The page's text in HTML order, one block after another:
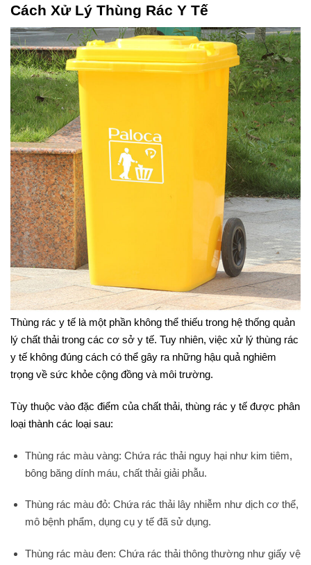
Cách Xử Lý Thùng Rác Y Tế
Thùng rác y tế là một phần không thể thiếu trong hệ thống quản
lý chất thải trong các cơ sở y tế. Tuy nhiên, việc xử lý thùng rác
y tế không đúng cách có thể gây ra những hậu quả nghiêm
trọng về sức khỏe cộng đồng và môi trường.
Tùy thuộc vào đặc điểm của chất thải, thùng rác y tế được phân
loại thành các loại sau:
Thùng rác màu vàng: Chứa rác thải nguy hại như kim tiêm,
bông băng dính máu, chất thải giải phẫu.
Thùng rác màu đỏ: Chứa rác thải lây nhiễm như dịch cơ thể,
mô bệnh phẩm, dụng cụ y tế đã sử dụng.
Thùng rác màu đen: Chứa rác thải thông thường như giấy vệ